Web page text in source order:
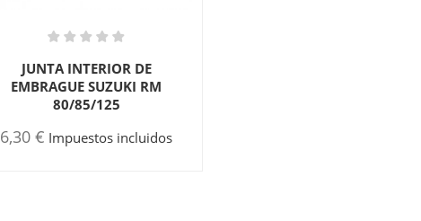
JUNTA INTERIOR DE
EMBRAGUE SUZUKI RM
80/85/125
6,30 € Impuestos incluidos